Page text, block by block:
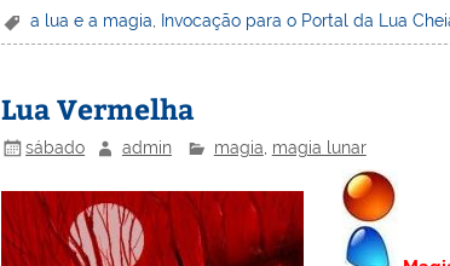
er
st
k
dI
n
c
b
o
k
itt ai h
M
l
t
ar
a lua e a magia Invocação para o Portal da Lua
Lua Vermelha
sábado admin magia magia lunar